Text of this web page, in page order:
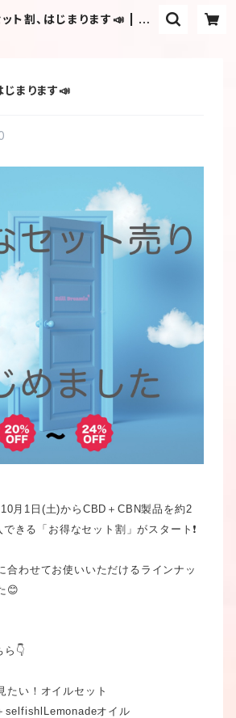
ト割、はじまります📣 | Sti
じまります📣
月1日(土)からCBD＋CBN製品を約2
きる「お得なセット割」がスタート❗️
合わせてお使いいただけるラインナッ
😊
ら👇
い！オイルセット
selfishlLemonadeオイル